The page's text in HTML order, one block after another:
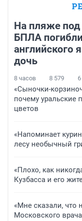
На пляже
БПЛА
английского
дочь
8 часов 8 579 6
«Сыночки-
почему уральские
цветов
«Напоминает
лесу необычный
«Плохо, как
Кузбасса и его
«Мне сказали, что
Московского